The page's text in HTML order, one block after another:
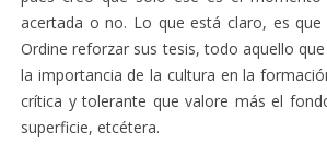
acertada o no. Lo que está claro, es
Ordine reforzar sus tesis, todo aquello
la importancia de la cultura en la
crítica y tolerante que valore más el
superficie, etcétera.